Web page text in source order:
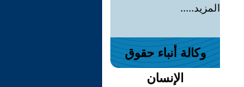
المزيد.....
وكالة أنباء حقوق
الإنسان